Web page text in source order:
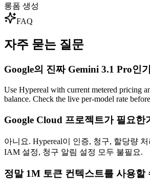
롱폼 생성
FAQ
자주 묻는 질문
Google의 진짜 Gemini 3.1 Pro인
Use Hypereal with current metered pricing
balance. Check the live per-model rate
Google Cloud 프로젝트가 필요한
아니요. Hypereal이 인증, 청구, 할당량
IAM 설정, 청구 알림 설정 모두 불필요.
정말 1M 토큰 컨텍스트를 사용할